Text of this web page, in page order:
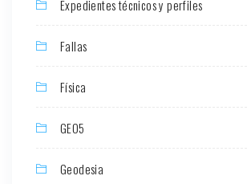
Expedientes técnicos y perfiles
Fallas
Física
GEO5
Geodesia